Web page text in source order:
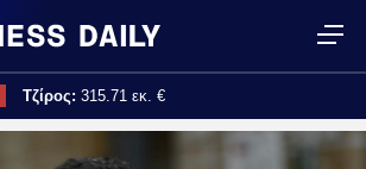
Τζίρος: 315.71 εκ. €